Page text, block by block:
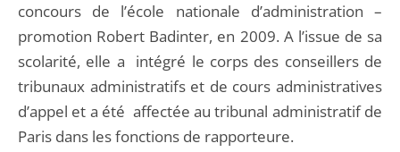
concours de l’école nationale d’administration –
promotion Robert Badinter, en 2009. A l’issue de sa
scolarité, elle a intégré le corps des conseillers de
tribunaux administratifs et de cours administratives
d’appel et a été affectée au tribunal administratif de
Paris dans les fonctions de rapporteure.